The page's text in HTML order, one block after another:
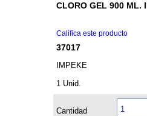
CLORO GEL 900 ML.
Califica este producto
37017
IMPEKE
1 Unid.
Cantidad